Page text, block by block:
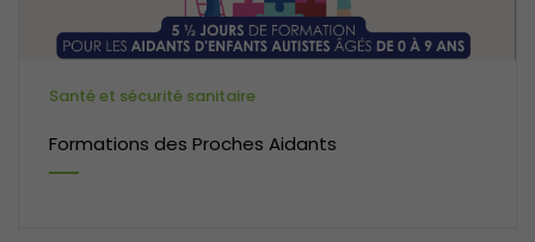
Santé et sécurité sanitaire
Formations des Proches Aidants